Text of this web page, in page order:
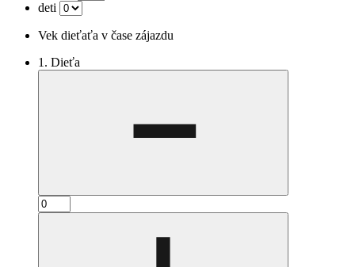
deti
Vek dieťaťa v čase zájazdu
1. Dieťa